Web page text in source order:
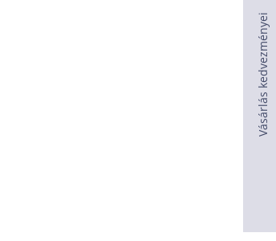
Vásárlás kedvezményei